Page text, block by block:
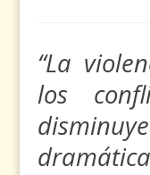
“La
los